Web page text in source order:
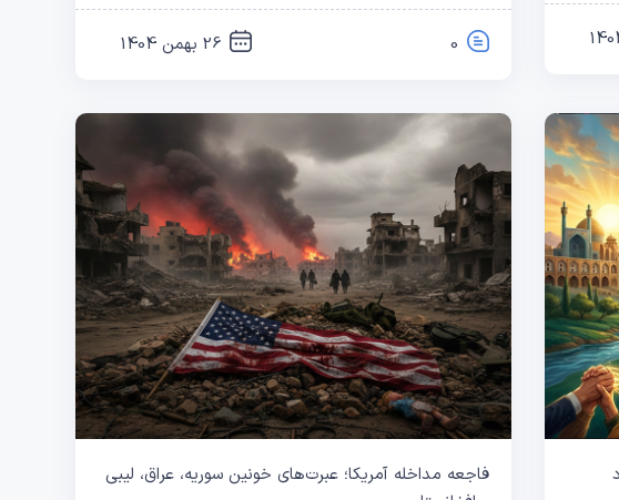
0 26 بهمن 1404
فاجعه مداخله آمریکا؛ عبرت‌های خونین سوریه، عراق، لیبی